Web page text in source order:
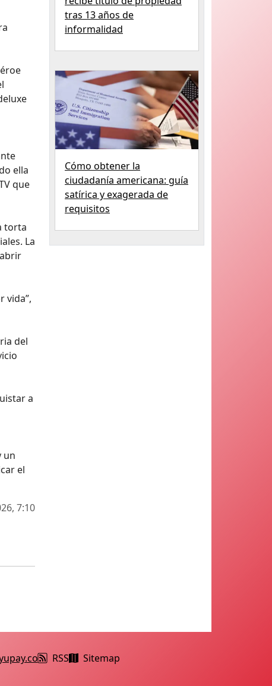
ella
que
torta
La
vida”,
del
a
un
el
7:10
tras 13 años de
informalidad
Cómo obtener la
ciudadanía americana: guía
satírica y exagerada de
requisitos
RSS Sitemap